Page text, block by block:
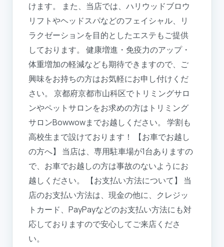
けます。 また、当店では、ハリウッドブロウ
リフトやヘッドスパなどのフェイシャル、リ
ラクゼーションを目的としたエステもご提供
しております。 健康増進・免疫力のアップ・
体重増加の軽減なども期待できますので、ご
興味をお持ちの方はお気軽にお申し付けくだ
さい。 京都府京都市山科区でトリミングサロ
ンやペットサロンをお求めの方はトリミング
サロンBowwowまでお越しください。 学割も
高校生まで設けております！ 【お車でお越し
の方へ】 当店は、専用駐車場が1台ありますの
で、お車でお越しの方は事故のないようにお
越しください。 【お支払い方法について】 当
店のお支払い方法は、現金の他に、クレジッ
トカード、PayPayなどのお支払い方法にも対
応しておりますので安心してご来店くださ
い。